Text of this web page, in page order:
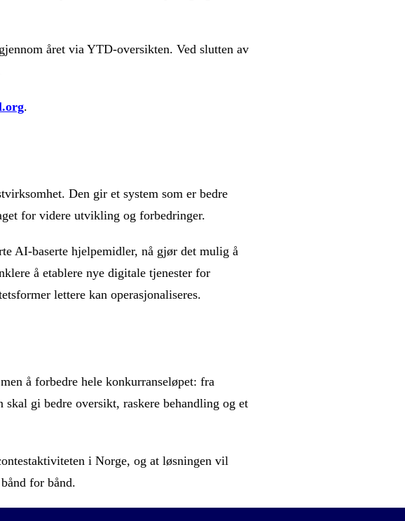
året via YTD-oversikten. Ved slutten av
.
Den gir et system som er bedre
for videre utvikling og forbedringer.
AI-baserte hjelpemidler, nå gjør det mulig å
å etablere nye digitale tjenester for
lettere kan operasjonaliseres.
å forbedre hele konkurranseløpet: fra
gi bedre oversikt, raskere behandling og et
i Norge, og at løsningen vil
for bånd.